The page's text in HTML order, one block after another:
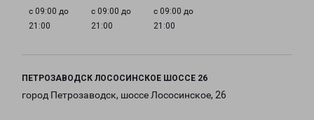
с 09:00 до
21:00
с 09:00 до
21:00
с 09:00 до
21:00
ПЕТРОЗАВОДСК ЛОСОСИНСКОЕ ШОССЕ 26
город Петрозаводск, шоссе Лососинское, 26